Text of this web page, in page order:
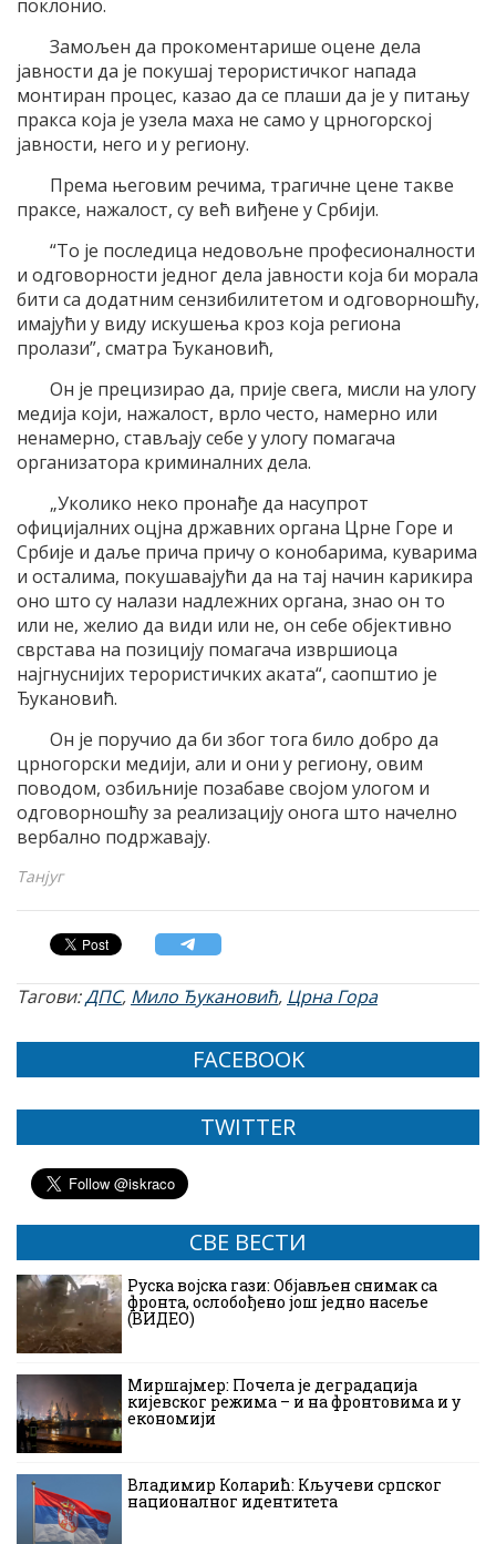
поклонио.
Замољен да прокоментарише оцене дела
јавности да је покушај терористичког напада
монтиран процес, казао да се плаши да је у питању
пракса која је узела маха не само у црногорској
јавности, него и у региону.
Према његовим речима, трагичне цене такве
праксе, нажалост, су већ виђене у Србији.
“То је последица недовољне професионалности
и одговорности једног дела јавности која би морала
бити са додатним сензибилитетом и одговорношћу,
имајући у виду искушења кроз која региона
пролази”, сматра Ђукановић,
Он је прецизирао да, прије свега, мисли на улогу
медија који, нажалост, врло често, намерно или
ненамерно, стављају себе у улогу помагача
организатора криминалних дела.
„Уколико неко пронађе да насупрот
официјалних оцјна државних органа Црне Горе и
Србије и даље прича причу о конобарима, куварима
и осталима, покушавајући да на тај начин карикира
оно што су налази надлежних органа, знао он то
или не, желио да види или не, он себе објективно
сврстава на позицију помагача извршиоца
најгнуснијих терористичких аката“, саопштио је
Ђукановић.
Он је поручио да би због тога било добро да
црногорски медији, али и они у региону, овим
поводом, озбиљније позабаве својом улогом и
одговорношћу за реализацију онога што начелно
вербално подржавају.
Taнјуг
Тагови:ДПС, Мило Ђукановић, Црна Гора
FACEBOOK
TWITTER
СВЕ ВЕСТИ
Руска војска гази: Објављен снимак са
фронта, ослобођено још једно насеље
(ВИДЕО)
Миршајмер: Почела је деградација
кијевског режима – и на фронтовима и у
економији
Владимир Коларић: Кључеви српског
националног идентитета